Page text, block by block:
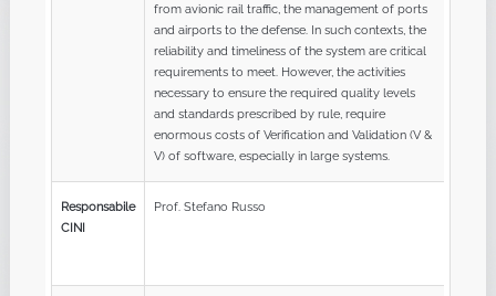
from avionic rail traffic, the management of ports
and airports to the defense. In such contexts, the
reliability and timeliness of the system are critical
requirements to meet. However, the activities
necessary to ensure the required quality levels
and standards prescribed by rule, require
enormous costs of Verification and Validation (V &
V) of software, especially in large systems.
Responsabile
CINI
Prof. Stefano Russo